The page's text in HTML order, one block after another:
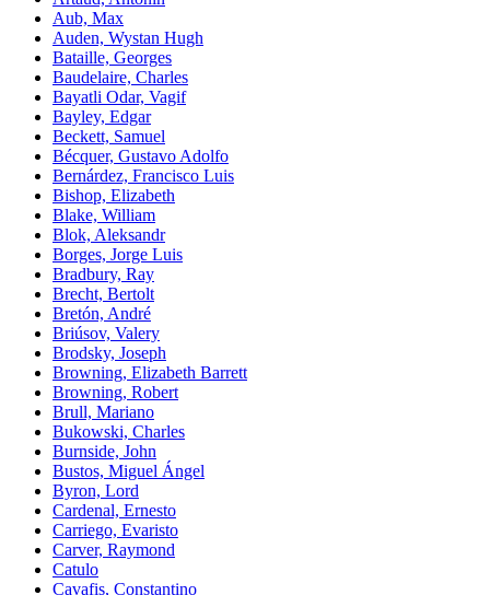
Aub, Max
Auden, Wystan Hugh
Bataille, Georges
Baudelaire, Charles
Bayatli Odar, Vagif
Bayley, Edgar
Beckett, Samuel
Bécquer, Gustavo Adolfo
Bernárdez, Francisco Luis
Bishop, Elizabeth
Blake, William
Blok, Aleksandr
Borges, Jorge Luis
Bradbury, Ray
Brecht, Bertolt
Bretón, André
Briúsov, Valery
Brodsky, Joseph
Browning, Elizabeth Barrett
Browning, Robert
Brull, Mariano
Bukowski, Charles
Burnside, John
Bustos, Miguel Ángel
Byron, Lord
Cardenal, Ernesto
Carriego, Evaristo
Carver, Raymond
Catulo
Cavafis, Constantino